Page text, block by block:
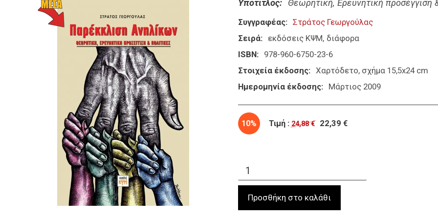
Υπότιτλος Θεωρητική, Ερευνητική προσέγγιση
Συγγραφέας
Στράτος Γεωργούλας
Σειρά
εκδόσεις ΚΨΜ διάφορα
ISBN
978-960-6750-23-6
Στοιχεία έκδοσης
Χαρτόδετο, σχήμα 15,5x24 cm
Ημερομηνία έκδοσης
Μάρτιος 2009
10% Τιμή : 24,88 € 22,39 €